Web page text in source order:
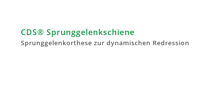
CDS® Sprunggelenkschiene
Sprunggelenkorthese zur dynamischen Redression